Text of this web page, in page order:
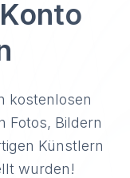
kostenlosen
Fotos, Bildern
Künstlern
wurden!